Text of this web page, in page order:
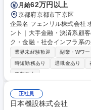
月給62万円以上
京都府京都市下京区
企業名 フェンリル株式会社 求人名 【京都】クラウド・AI戦略コンサルタ
ント｜大手金融・決済系顧客の上流～納品 仕事
ク・金融・社会インフラ系
経営課題解決を推進します
で一気通貫でプロジェクトを牽引します。 【業
サルタント業務（主担当）
外部）のディレクション ■
用・クラウド移行ロードマ
（兼務）： 大手エンゲージ
業界未経験歓迎 副業・Wワ
時短勤務あり
退職金あり
服装自由
正社員
日本機設株式会社